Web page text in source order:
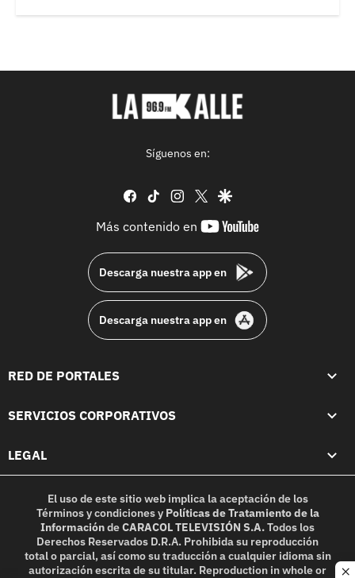
Síguenos en:
facebook
tiktok instagram
twittergoogle
Más contenido en
youtube-
Descarga nuestra app en
Descarga nuestra app en
RED DE PORTALES
SERVICIOS CORPORATIVOS
LEGAL
El uso de este sitio web implica la aceptación de los
Términos y condicionesy Políticas de Tratamiento de la
InformacióndeCARACOL TELEVISIÓN S.A.Todos los
Derechos Reservados D.R.A. Prohibida su reproducción
total o parcial, así como su traducción a cualquier idioma sin
autorización escrita de su titular. Reproduction in whole or